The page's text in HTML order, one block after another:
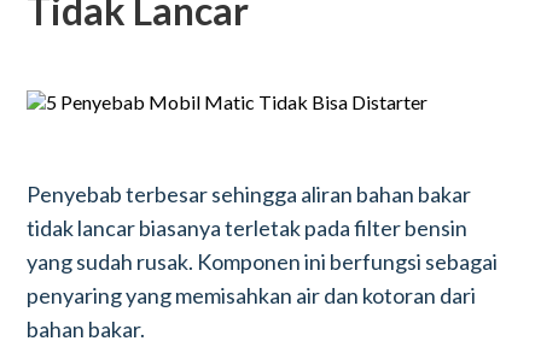
Tidak Lancar
Penyebab terbesar sehingga aliran bahan bakar
tidak lancar biasanya terletak pada filter bensin
yang sudah rusak. Komponen ini berfungsi sebagai
penyaring yang memisahkan air dan kotoran dari
bahan bakar.